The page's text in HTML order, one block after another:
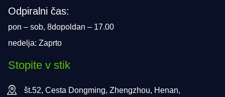
Odpiralni čas:
pon – sob, 8dopoldan – 17.00
nedelja: Zaprto
Stopite v stik
št.52, Cesta Dongming, Zhengzhou, Henan,